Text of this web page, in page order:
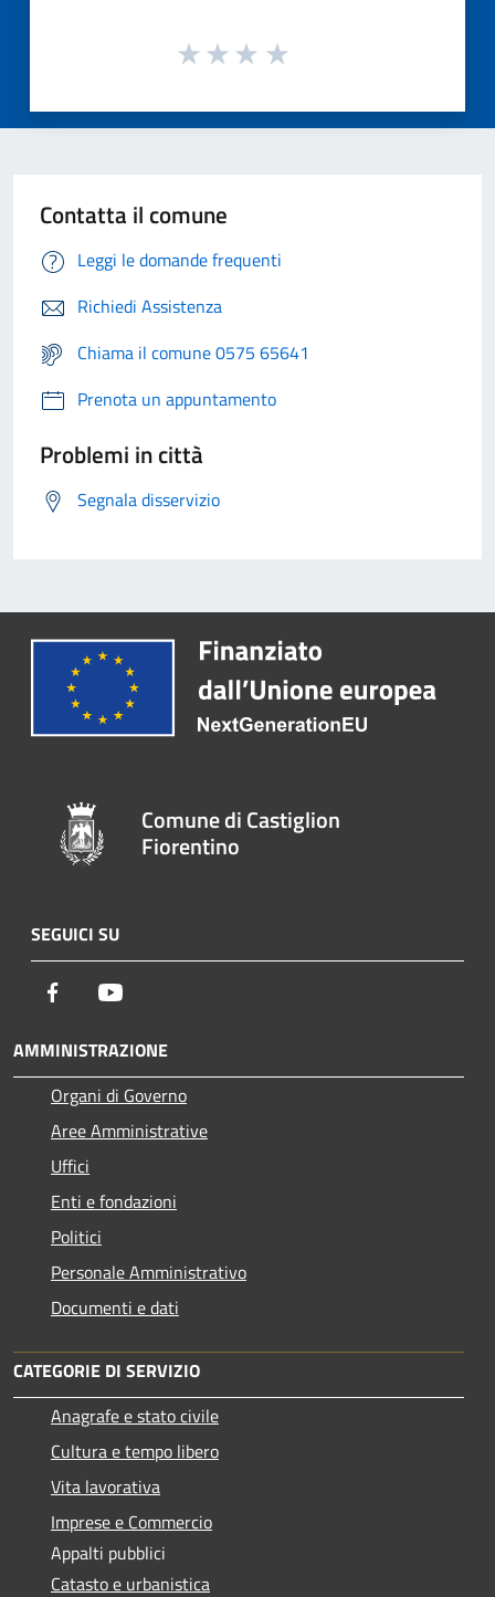
Contatta il comune
Leggi le domande frequenti
Richiedi Assistenza
Chiama il comune 0575 65641
Prenota un appuntamento
Problemi in città
Segnala disservizio
Comune di Castiglion
Fiorentino
SEGUICI SU
Facebook
AMMINISTRAZIONE
Organi di Governo
Aree Amministrative
Uffici
Enti e fondazioni
Politici
Personale Amministrativo
Documenti e dati
CATEGORIE DI SERVIZIO
Anagrafe e stato civile
Cultura e tempo libero
Vita lavorativa
Imprese e Commercio
Appalti pubblici
Catasto e urbanistica